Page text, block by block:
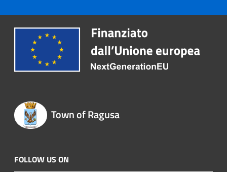
Town of Ragusa
FOLLOW US ON